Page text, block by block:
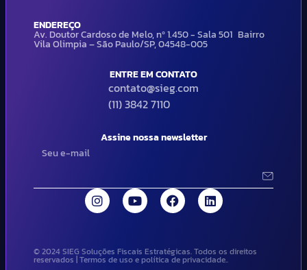
ENDEREÇO
Av. Doutor Cardoso de Melo, nº 1.450 - Sala 501 Bairro
Vila Olimpia – São Paulo/SP, 04548-005
ENTRE EM CONTATO
contato@sieg.com
(11) 3842 7110
Assine nossa newsletter
© 2024 SIEG Soluções Fiscais Estratégicas. Todos os direitos
reservados | Termos de uso e política de privacidade..